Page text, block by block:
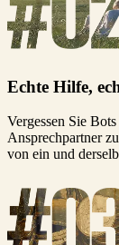
Echte Hilfe,
Vergessen Sie
Ansprechpartner
von ein und